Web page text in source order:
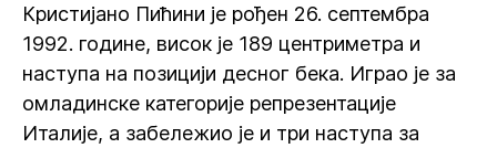
Кристијано Пићини је рођен 26. септембра
1992. године, висок је 189 центриметра и
наступа на позицији десног бека. Играо је за
омладинске категорије репрезентације
Италије, а забележио је и три наступа за